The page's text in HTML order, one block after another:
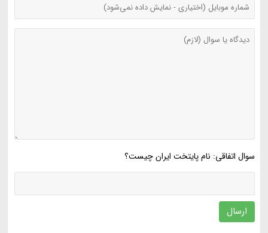
سوال اتفاقی: نام پایتخت ایران چیست؟
ارسال